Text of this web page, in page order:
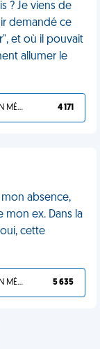
? Je viens de
demandé ce
et où il pouvait
allumer le
TU L'AS BIEN MÉRITÉ 4 171
absence,
ex. Dans la
cette
TU L'AS BIEN MÉRITÉ 5 635